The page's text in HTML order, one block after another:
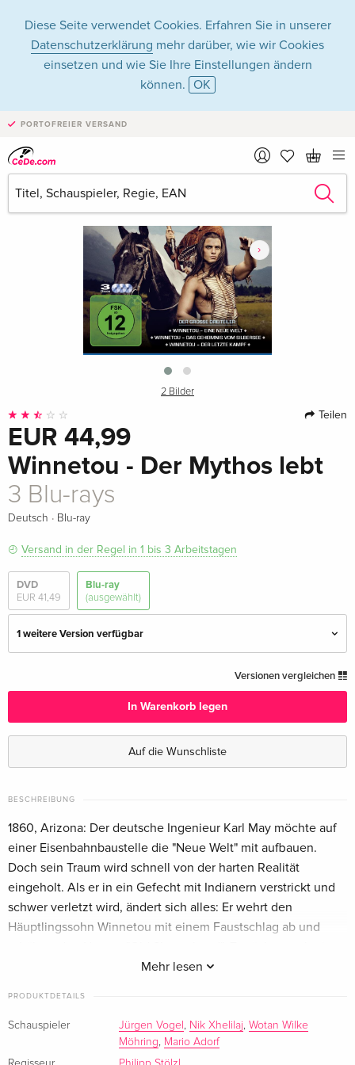
Diese Seite verwendet Cookies. Erfahren Sie in unserer
Datenschutzerklärung mehr darüber, wie wir Cookies
einsetzen und wie Sie Ihre Einstellungen ändern
können. OK
PORTOFREIER VERSAND
›
2 Bilder
Teilen
EUR 44,99
Winnetou - Der Mythos lebt
3 Blu-rays
Deutsch · Blu-ray
Versand in der Regel in 1 bis 3 Arbeitstagen
DVD
EUR 41,49
Blu-ray
(ausgewählt)
1 weitere Version verfügbar
EUR 44,99
Versionen vergleichen
In Warenkorb legen
Auf die Wunschliste
BESCHREIBUNG
Mehr lesen
1860, Arizona: Der deutsche Ingenieur Karl May möchte auf
einer Eisenbahnbaustelle die "Neue Welt" mit aufbauen.
Doch sein Traum wird schnell von der harten Realität
eingeholt. Als er in ein Gefecht mit Indianern verstrickt und
schwer verletzt wird, ändert sich alles: Er wehrt den
Häuptlingssohn Winnetou mit einem Faustschlag ab und
Gefangener, verliebt er sich in die Kultur der Apachen - und
skrupellosen Eisenbahnbauer entgegenzustellen. Es ist der
Beginn eines grossen Abenteuers, das in der Jagd nach
PRODUKTDETAILS
Schauspieler Jürgen Vogel , Nik Xhelilaj, Wotan Wilke
Möhring, Mario Adorf